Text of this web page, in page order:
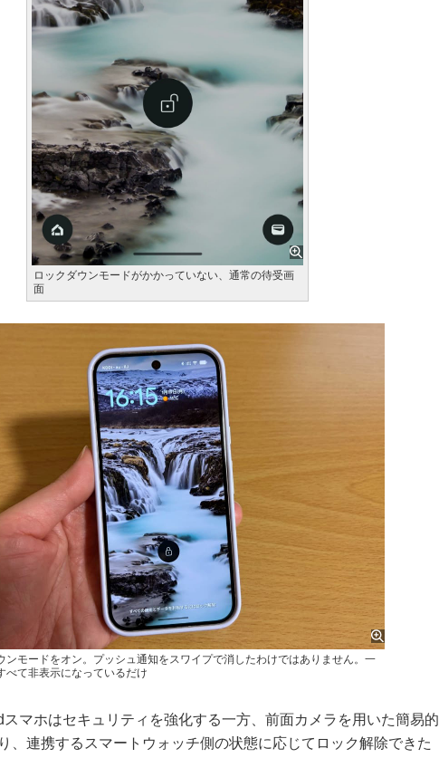
ロックダウンモードがかかっていない、通常の待受画
面
ンモードをオン。プッシュ通知をスワイプで消したわけではありません。一
べて非表示になっているだけ
マホはセキュリティを強化する一方、前面カメラを用いた簡易的
、連携するスマートウォッチ側の状態に応じてロック解除できた